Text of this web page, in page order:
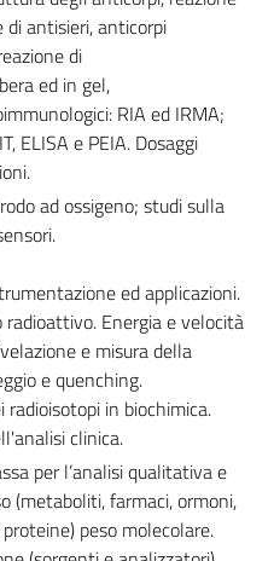
antisieri, anticorpi
di
ed in gel,
RIA ed IRMA;
ELISA e PEIA. Dosaggi
ad ossigeno; studi sulla
ed applicazioni.
Energia e velocità
e misura della
e quenching.
in biochimica.
clinica.
per l’analisi qualitativa e
(metaboliti, farmaci, ormoni,
peso molecolare.